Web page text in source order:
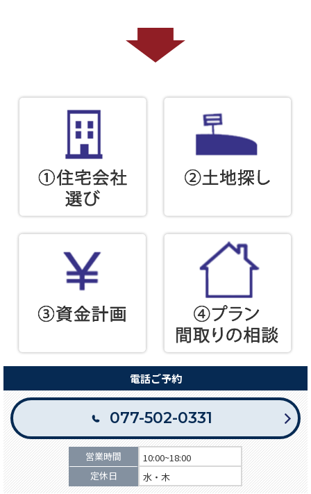
電話ご予約
077-502-0331
営業時間
10:00~18:00
定休日
水・木